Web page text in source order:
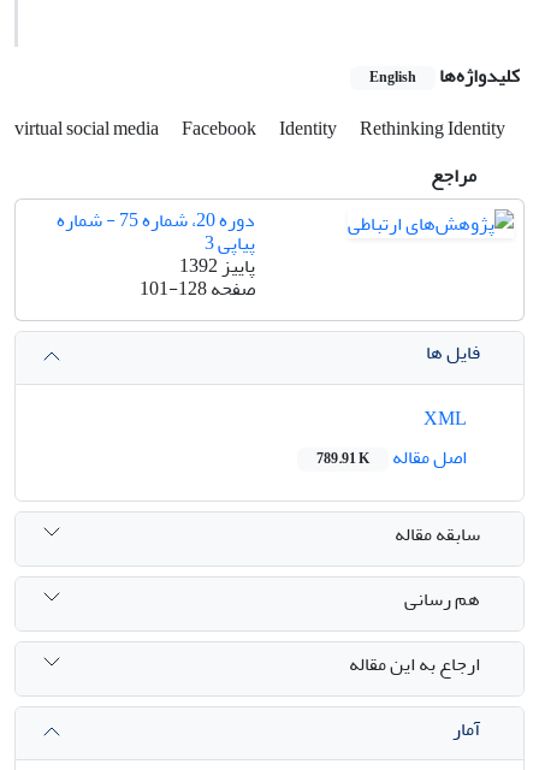
کلیدواژه‌ها English
virtual social media Facebook Identity
Rethinking Identity
مراجع
دوره 20، شماره 75 - شماره
پیاپی 3
پاییز 1392
صفحه101-128
فایل ها
اصل مقاله
789.91 K
سابقه مقاله
هم رسانی
ارجاع به این مقاله
آمار